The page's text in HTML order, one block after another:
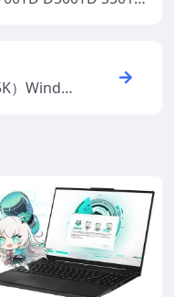
）Windo